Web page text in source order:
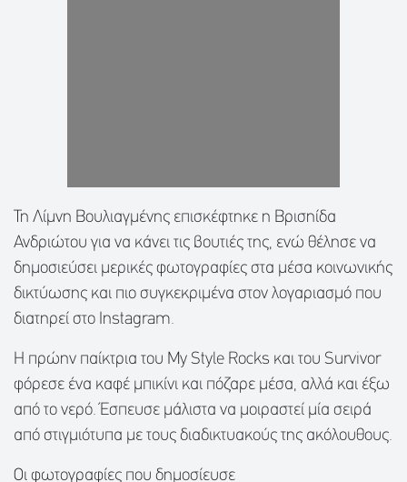
Τη Λίμνη Βουλιαγμένης επισκέφτηκε η Βρισηίδα
Ανδριώτου για να κάνει τις βουτιές της, ενώ θέλησε να
δημοσιεύσει μερικές φωτογραφίες στα μέσα κοινωνικής
δικτύωσης και πιο συγκεκριμένα στον λογαριασμό που
διατηρεί στο Instagram.
Η πρώην παίκτρια του My Style Rocks και του Survivor
φόρεσε ένα καφέ μπικίνι και πόζαρε μέσα, αλλά και έξω
από το νερό. Έσπευσε μάλιστα να μοιραστεί μία σειρά
από στιγμιότυπα με τους διαδικτυακούς της ακόλουθους.
Οι φωτογραφίες που δημοσίευσε